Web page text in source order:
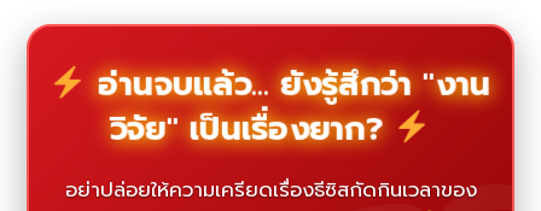
อ่านจบแล้ว... ยังรู้สึกว่า "งาน
วิจัย" เป็นเรื่องยาก?
อย่าปล่อยให้ความเครียดเรื่องธีซิสกัดกินเวลาของ